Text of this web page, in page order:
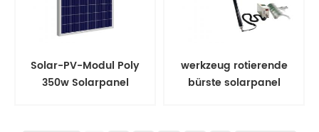
Solar-PV-Modul Poly
350w Solarpanel
werkzeug rotierende
bürste solarpanel